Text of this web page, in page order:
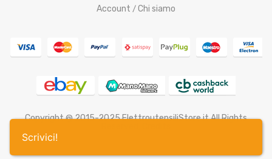
Account / Chi siamo
Copyright @ 2015-2025 ElettroutensiliStore.it All Rights
Scrivici!